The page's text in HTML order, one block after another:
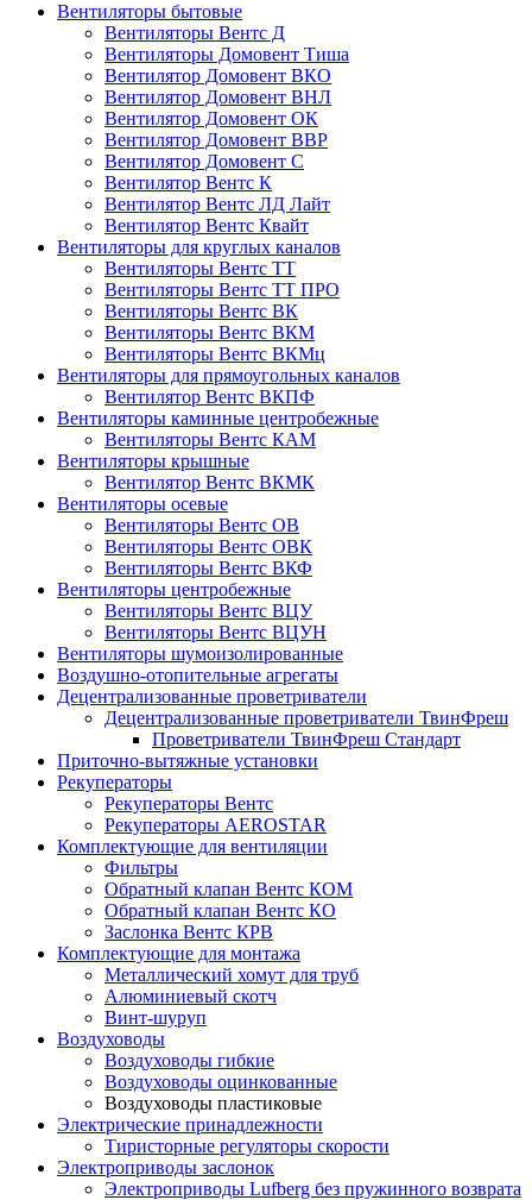
Вентиляторы бытовые
Вентиляторы Вентс Д
Вентиляторы Домовент Тиша
Вентилятор Домовент ВКО
Вентилятор Домовент ВНЛ
Вентилятор Домовент ОК
Вентилятор Домовент ВВР
Вентилятор Домовент С
Вентилятор Вентс К
Вентилятор Вентс ЛД Лайт
Вентилятор Вентс Квайт
Вентиляторы для круглых каналов
Вентиляторы Вентс ТТ
Вентиляторы Вентс ТТ ПРО
Вентиляторы Вентс ВК
Вентиляторы Вентс ВКМ
Вентиляторы Вентс ВКМц
Вентиляторы для прямоугольных каналов
Вентилятор Вентс ВКПФ
Вентиляторы каминные центробежные
Вентиляторы Вентс КАМ
Вентиляторы крышные
Вентилятор Вентс ВКМК
Вентиляторы осевые
Вентиляторы Вентс ОВ
Вентиляторы Вентс ОВК
Вентиляторы Вентс ВКФ
Вентиляторы центробежные
Вентиляторы Вентс ВЦУ
Вентиляторы Вентс ВЦУН
Вентиляторы шумоизолированные
Воздушно-отопительные агрегаты
Децентрализованные проветриватели
Децентрализованные проветриватели ТвинФреш
Проветриватели ТвинФреш Стандарт
Приточно-вытяжные установки
Рекуператоры
Рекуператоры Вентс
Рекуператоры AEROSTAR
Комплектующие для вентиляции
Фильтры
Обратный клапан Вентс КОМ
Обратный клапан Вентс КО
Заслонка Вентс КРВ
Комплектующие для монтажа
Металлический хомут для труб
Алюминиевый скотч
Винт-шуруп
Воздуховоды
Воздуховоды гибкие
Воздуховоды оцинкованные
Воздуховоды пластиковые
Электрические принадлежности
Тиристорные регуляторы скорости
Электроприводы заслонок
Электроприводы Lufberg без пружинного возврата